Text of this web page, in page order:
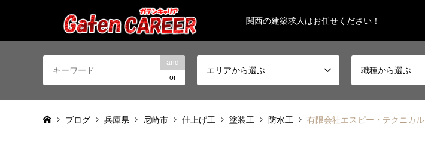
関西の建築求人はお任せください！
and
or
エリアから選ぶ 職種から選ぶ
ブログ 兵庫県 尼崎市 仕上げ工 塗装工 防水工 有限会社エスピー・テクニカル